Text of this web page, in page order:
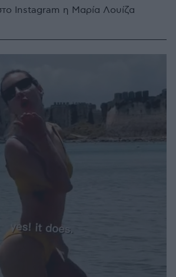
Instagram η Μαρία Λουίζα